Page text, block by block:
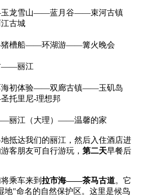
龙雪山——蓝月谷——束河古镇
古城
槽船——环湖游——篝火晚会
——丽江
初体验——双廊古镇——玉矶岛
里尼-理想邦
丽江（大理）——温馨的家
抵达我们的丽江，然后入住酒店进
客朋友可自行游玩， 第二天早餐后
乘车来到 拉市海——茶马古道。它
地"命名的自然保护区。这里是候鸟